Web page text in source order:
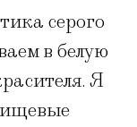
серого
в белую
Я